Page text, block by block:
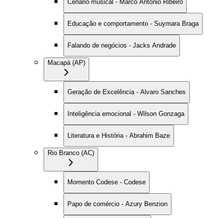
Cenário musical - Marco Antônio Ribeiro
Educação e comportamento - Suymara Braga
Falando de negócios - Jacks Andrade
Macapá (AP)
Geração de Excelência - Alvaro Sanches
Inteligência emocional - Wilson Gonzaga
Literatura e História - Abrahim Baze
Rio Branco (AC)
Momento Codese - Codese
Papo de comércio - Azury Benzion